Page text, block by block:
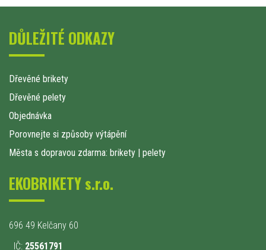
DŮLEŽITÉ ODKAZY
Dřevěné brikety
Dřevěné pelety
Objednávka
Porovnejte si způsoby výtápění
Města s dopravou zdarma: brikety | pelety
EKOBRIKETY s.r.o.
696 49 Kelčany 60
IČ: 25561791